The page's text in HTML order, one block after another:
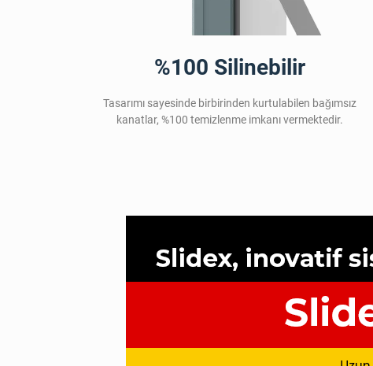
%100 Silinebilir
Tasarımı sayesinde birbirinden kurtulabilen bağımsız
kanatlar, %100 temizlenme imkanı vermektedir.